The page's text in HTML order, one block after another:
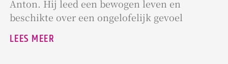
Anton. Hij leed een bewogen leven en
beschikte over een ongelofelijk gevoel
LEES MEER